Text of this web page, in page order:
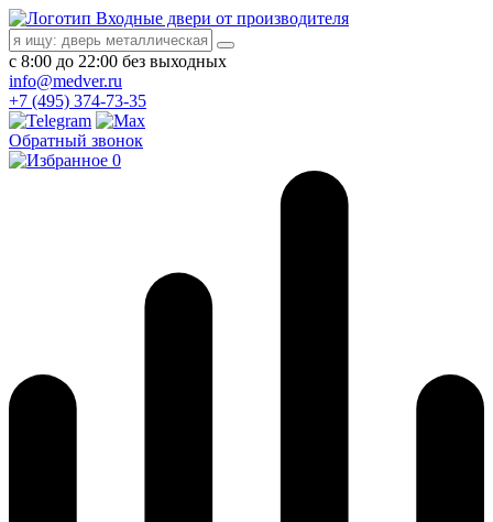
Входные двери от производителя
с 8:00 до 22:00 без выходных
info@medver.ru
+7 (495) 374-73-35
Обратный звонок
0